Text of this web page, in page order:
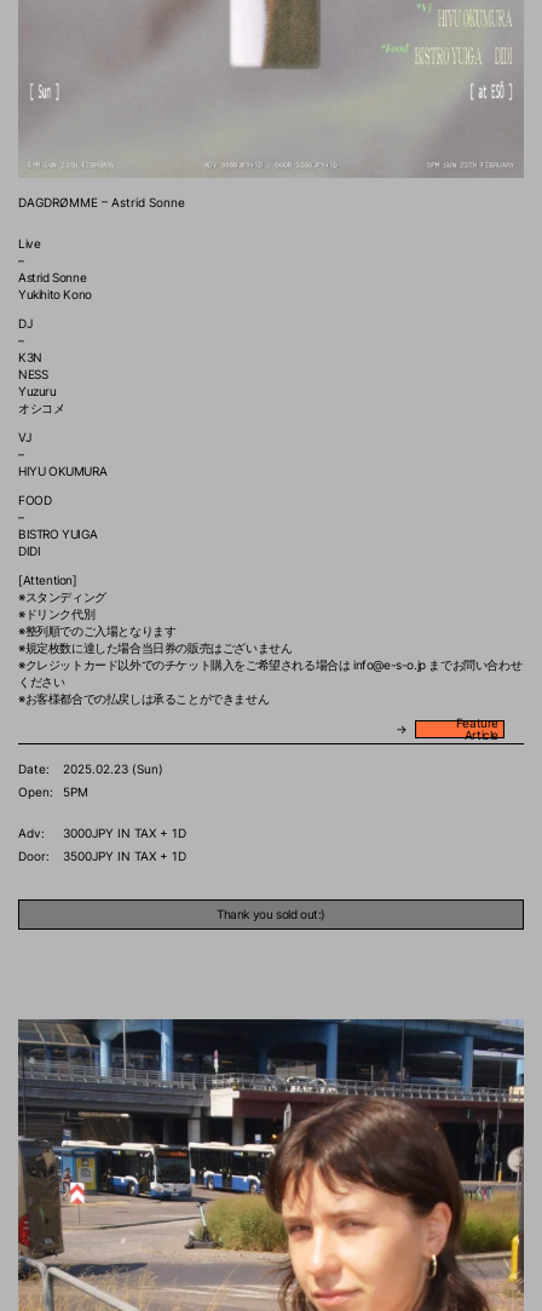
DAGDRØMME – Astrid Sonne
Live
–
Astrid Sonne
Yukihito Kono
DJ
–
K3N
NESS
Yuzuru
オシコメ
VJ
–
HIYU OKUMURA
FOOD
–
BISTRO YUIGA
DIDI
[Attention]
※スタンディング
※ドリンク代別
※整列順でのご入場となります
※規定枚数に達した場合当日券の販売はございません
※クレジットカード以外でのチケット購入をご希望される場合は info@e-s-o.jp までお問い合わせ
ください
※お客様都合での払戻しは承ることができません
→
Feature
Article
Date:
2025.02.23 (Sun)
Open:
5PM
Adv:
3000JPY IN TAX + 1D
Door:
3500JPY IN TAX + 1D
DAGDRØMME
Astrid
Thank you sold out:)